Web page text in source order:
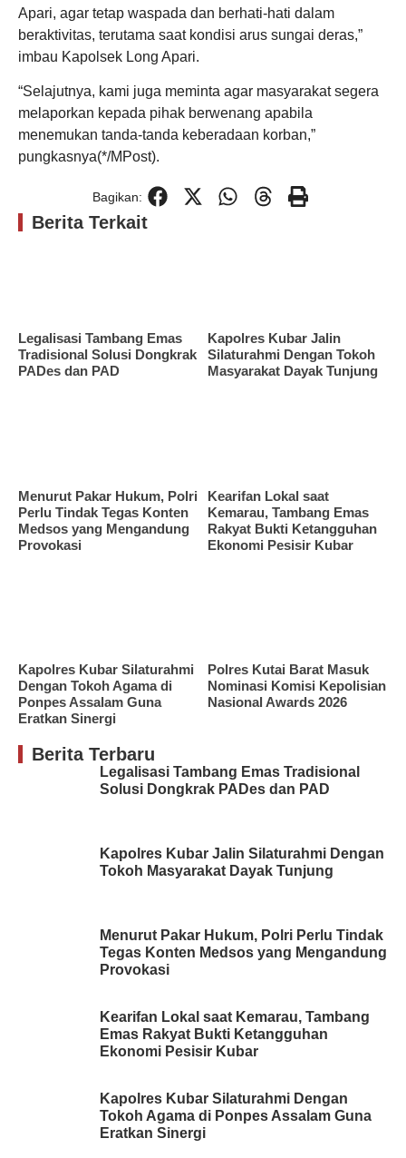
Apari, agar tetap waspada dan berhati-hati dalam
beraktivitas, terutama saat kondisi arus sungai deras,”
imbau Kapolsek Long Apari.
“Selajutnya, kami juga meminta agar masyarakat segera
melaporkan kepada pihak berwenang apabila
menemukan tanda-tanda keberadaan korban,”
pungkasnya(*/MPost).
Bagikan:
Berita Terkait
Legalisasi Tambang Emas
Tradisional Solusi Dongkrak
PADes dan PAD
Kapolres Kubar Jalin
Silaturahmi Dengan Tokoh
Masyarakat Dayak Tunjung
Menurut Pakar Hukum, Polri
Perlu Tindak Tegas Konten
Medsos yang Mengandung
Provokasi
Kearifan Lokal saat
Kemarau, Tambang Emas
Rakyat Bukti Ketangguhan
Ekonomi Pesisir Kubar
Kapolres Kubar Silaturahmi
Dengan Tokoh Agama di
Ponpes Assalam Guna
Eratkan Sinergi
Polres Kutai Barat Masuk
Nominasi Komisi Kepolisian
Nasional Awards 2026
Berita Terbaru
Legalisasi Tambang Emas Tradisional
Solusi Dongkrak PADes dan PAD
Kapolres Kubar Jalin Silaturahmi Dengan
Tokoh Masyarakat Dayak Tunjung
Menurut Pakar Hukum, Polri Perlu Tindak
Tegas Konten Medsos yang Mengandung
Provokasi
Kearifan Lokal saat Kemarau, Tambang
Emas Rakyat Bukti Ketangguhan
Ekonomi Pesisir Kubar
Kapolres Kubar Silaturahmi Dengan
Tokoh Agama di Ponpes Assalam Guna
Eratkan Sinergi